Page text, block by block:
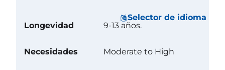
Selector de idioma
Longevidad 9-13 años.
Necesidades Moderate to High